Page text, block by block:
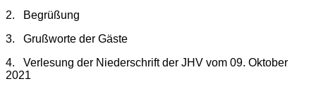
2. Begrüßung
3. Grußworte der Gäste
4. Verlesung der Niederschrift der JHV vom 09. Oktober
2021